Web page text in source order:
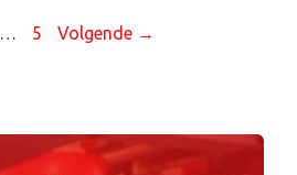
… 5 Volgende →